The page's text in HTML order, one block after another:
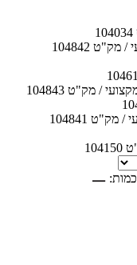
כמות: